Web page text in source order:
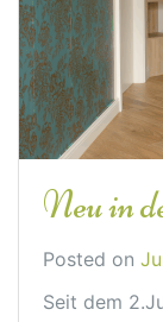
Neu in
Posted on
Seit dem